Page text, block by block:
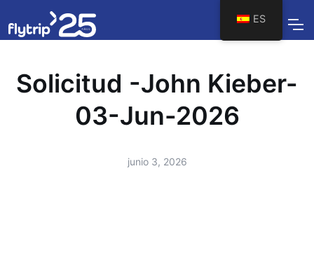
Solicitud -John Kieber-
03-Jun-2026
junio 3, 2026
ES